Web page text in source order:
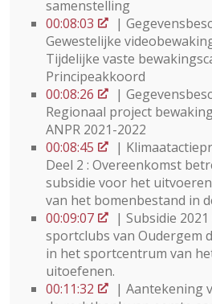
samenstelling
00:08:03
|
Gewestelijke
Tijdelijke vaste
Principeakkoord
00:08:26
|
Regionaal project
ANPR 2021-2022
00:08:45
|
Deel 2 : Overeenkomst
subsidie voor het
van het bomenbestand in
00:09:07
| Subsidie
sportclubs van Oudergem
in het sportcentrum van
uitoefenen.
00:11:32
| Aantekening